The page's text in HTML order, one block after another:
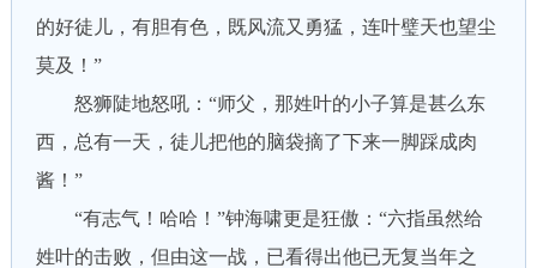
的好徒儿，有胆有色，既风流又勇猛，连叶璧天也望尘
莫及！”
怒狮陡地怒吼：“师父，那姓叶的小子算是甚么东
西，总有一天，徒儿把他的脑袋摘了下来一脚踩成肉
酱！”
“有志气！哈哈！”钟海啸更是狂傲：“六指虽然给
姓叶的击败，但由这一战，已看得出他已无复当年之